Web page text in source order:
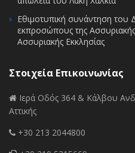
Εθιμοτυπική συνάντηση του
εκπροσώπους της Ασσυριακής
Ασσυριακής Εκκλησίας
Στοιχεία Επικοινωνίας
Ιερά Οδός 364 & Κάλβου
Αττικής
+30 213 2044800